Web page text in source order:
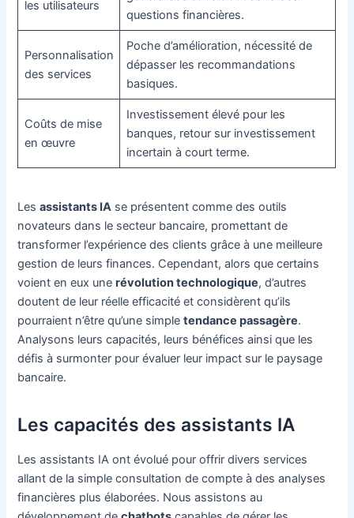
les utilisateurs
questions financières.
Personnalisation
des services
Poche d’amélioration, nécessité de
dépasser les recommandations
basiques.
Coûts de mise
en œuvre
Investissement élevé pour les
banques, retour sur investissement
incertain à court terme.
Lesassistants IA se présentent comme des outils
novateurs dans le secteur bancaire, promettant de
transformer l’expérience des clients grâce à une meilleure
gestion de leurs finances. Cependant, alors que certains
voient en eux unerévolution technologique, d’autres
doutent de leur réelle efficacité et considèrent qu’ils
pourraient n’être qu’une simpletendance passagère.
Analysons leurs capacités, leurs bénéfices ainsi que les
défis à surmonter pour évaluer leur impact sur le paysage
bancaire.
Les capacités des assistants IA
Les assistants IA ont évolué pour offrir divers services
allant de la simple consultation de compte à des analyses
financières plus élaborées. Nous assistons au